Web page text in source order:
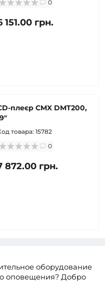
0
151.00 грн.
плеєр CMX DMT200,
товара: 15782
0
872.00 грн.
оборудование
оповещения? Добро